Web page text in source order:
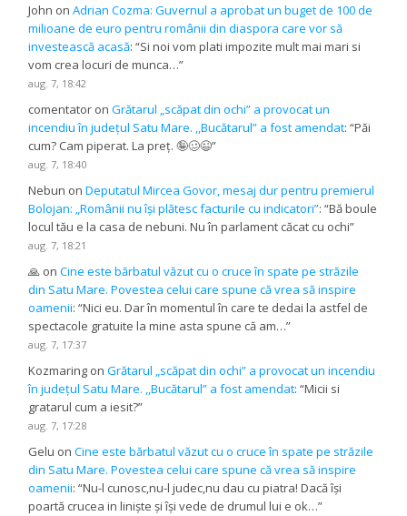
John onAdrian Cozma: Guvernul a aprobat un buget de 100 de
milioane de euro pentru românii din diaspora care vor să
investească acasă: “Si noi vom plati impozite mult mai mari si
vom crea locuri de munca…”
aug. 7, 18:42
comentator onGrătarul „scăpat din ochi” a provocat un
incendiu în județul Satu Mare. ,,Bucătarul” a fost amendat: “Păi
cum? Cam piperat. La preț. 🤪🥴😉”
aug. 7, 18:40
Nebun onDeputatul Mircea Govor, mesaj dur pentru premierul
Bolojan: „Românii nu își plătesc facturile cu indicatori”: “Bă boule
locul tău e la casa de nebuni. Nu în parlament căcat cu ochi”
aug. 7, 18:21
🙏 onCine este bărbatul văzut cu o cruce în spate pe străzile
din Satu Mare. Povestea celui care spune că vrea să inspire
oamenii: “Nici eu. Dar în momentul în care te dedai la astfel de
spectacole gratuite la mine asta spune că am…”
aug. 7, 17:37
Kozmaring onGrătarul „scăpat din ochi” a provocat un incendiu
în județul Satu Mare. ,,Bucătarul” a fost amendat: “Micii si
gratarul cum a iesit?”
aug. 7, 17:28
Gelu onCine este bărbatul văzut cu o cruce în spate pe străzile
din Satu Mare. Povestea celui care spune că vrea să inspire
oamenii: “Nu-l cunosc,nu-l judec,nu dau cu piatra! Dacă își
poartă crucea in liniște și își vede de drumul lui e ok…”